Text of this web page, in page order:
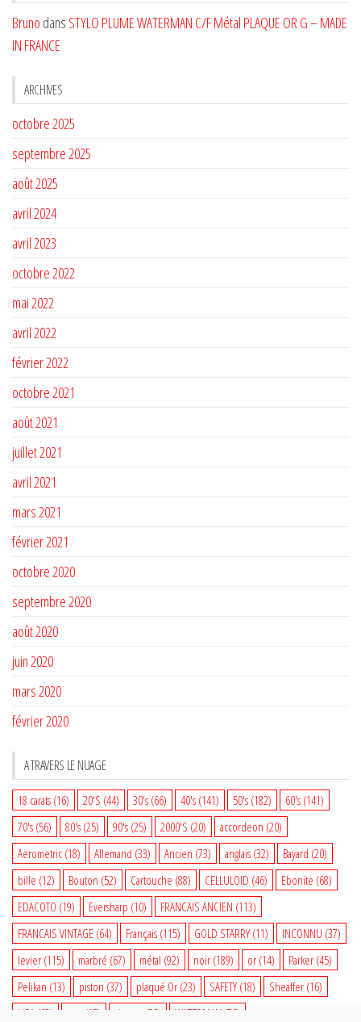
Bruno dans STYLO PLUME WATERMAN C/F Métal PLAQUE OR G – MADE
IN FRANCE
ARCHIVES
octobre 2025
septembre 2025
août 2025
avril 2024
avril 2023
octobre 2022
mai 2022
avril 2022
février 2022
octobre 2021
août 2021
juillet 2021
avril 2021
mars 2021
février 2021
octobre 2020
septembre 2020
août 2020
juin 2020
mars 2020
février 2020
A TRAVERS LE NUAGE
18 carats (16) 20'S (44) 30's (66) 40's (141) 50's (182) 60's (141)
70's (56) 80's (25) 90's (25) 2000'S (20) accordeon (20)
Aerometric (18) Allemand (33) Ancien (73) anglais (32) Bayard (20)
bille (12) Bouton (52) Cartouche (88) CELLULOID (46) Ebonite (68)
EDACOTO (19) Eversharp (10) FRANCAIS ANCIEN (113)
FRANCAIS VINTAGE (64) Français (115) GOLD STARRY (11) INCONNU (37)
levier (115) marbré (67) métal (92) noir (189) or (14) Parker (45)
Pelikan (13) piston (37) plaqué Or (23) SAFETY (18) Sheaffer (16)
USA (68) (15) vintage (80) WATERMAN (76)